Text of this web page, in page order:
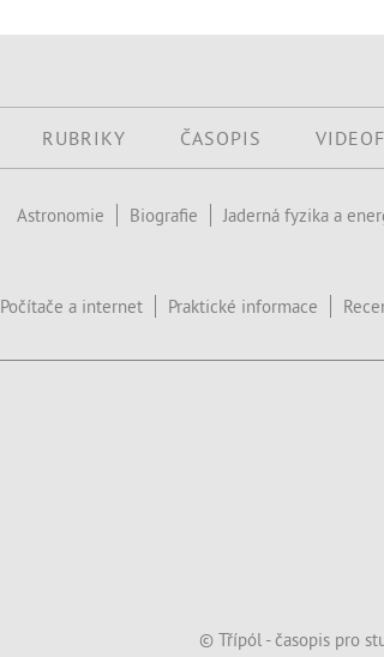
RUBRIKY ČASOPIS
Astronomie Biografie Jaderná fyzika a
Počítače a internet
Praktické informace
© Třípól - časopis pro